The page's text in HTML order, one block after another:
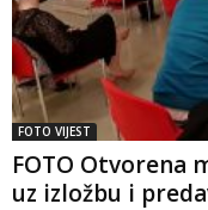
FOTO VIJEST
FOTO Otvorena
uz izložbu i